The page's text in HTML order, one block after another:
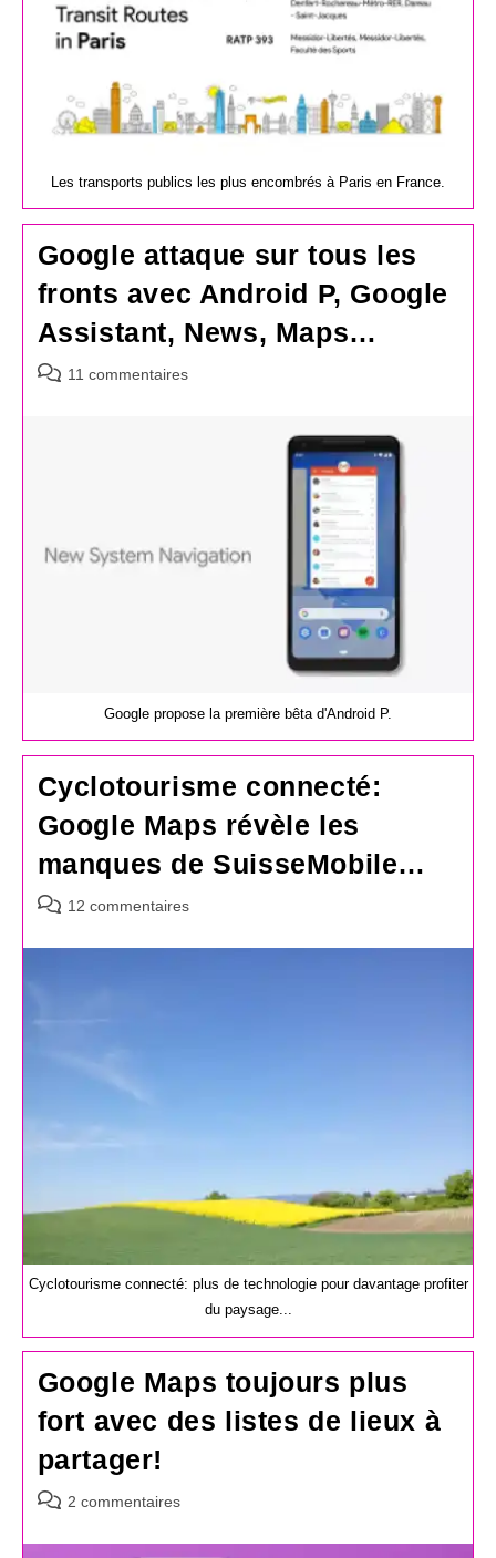
Les transports publics les plus encombrés à Paris en France.
Google attaque sur tous les
fronts avec Android P, Google
Assistant, News, Maps…
Commentaires
11 commentaires
Google propose la première bêta d'Android P.
Cyclotourisme connecté:
Google Maps révèle les
manques de SuisseMobile…
Commentaires
la
12 commentaires
Cyclotourisme connecté: plus de technologie pour davantage profiter
du paysage...
Google Maps toujours plus
fort avec des listes de lieux à
partager!
Commentaires
la
2 commentaires